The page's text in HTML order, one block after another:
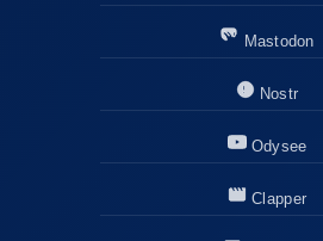
Mastodon
Nostr
Odysee
Clapper